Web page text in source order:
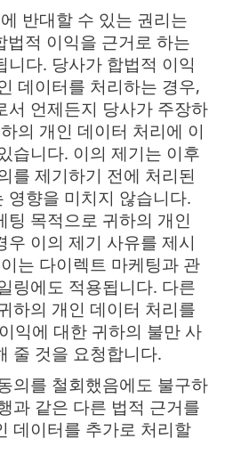
반대할 수 있는 권리는
법적 이익을 근거로 하는
니다. 당사가 합법적 이익
데이터를 처리하는 경우,
서 언제든지 당사가 주장하
의 개인 데이터 처리에 이
습니다. 이의 제기는 이후
를 제기하기 전에 처리된
영향을 미치지 않습니다.
팅 목적으로 귀하의 개인
우 이의 제기 사유를 제시
는 다이렉트 마케팅과 관
링에도 적용됩니다. 다른
하의 개인 데이터 처리를
익에 대한 귀하의 불만 사
줄 것을 요청합니다.
의를 철회했음에도 불구하
과 같은 다른 법적 근거를
데이터를 추가로 처리할